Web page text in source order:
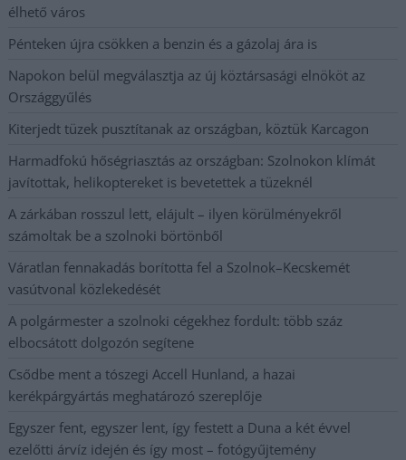
élhető város
Pénteken újra csökken a benzin és a gázolaj ára is
Napokon belül megválasztja az új köztársasági elnököt az
Országgyűlés
Kiterjedt tüzek pusztítanak az országban, köztük Karcagon
Harmadfokú hőségriasztás az országban: Szolnokon klímát
javítottak, helikoptereket is bevetettek a tüzeknél
A zárkában rosszul lett, elájult – ilyen körülményekről
számoltak be a szolnoki börtönből
Váratlan fennakadás borította fel a Szolnok–Kecskemét
vasútvonal közlekedését
A polgármester a szolnoki cégekhez fordult: több száz
elbocsátott dolgozón segítene
Csődbe ment a tószegi Accell Hunland, a hazai
kerékpárgyártás meghatározó szereplője
Egyszer fent, egyszer lent, így festett a Duna a két évvel
ezelőtti árvíz idején és így most – fotógyűjtemény